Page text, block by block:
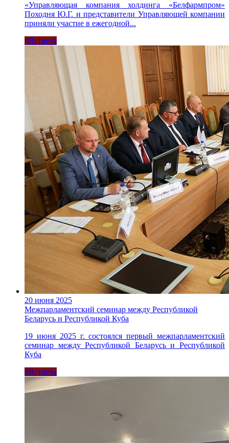
«Управляющая компания холдинга «Белфармпром»
Походня Ю.Г. и представители Управляющей компании
приняли участие в ежегодной...
#Встреча
20 июня 2025
Межпарламентский семинар между Республикой
Беларусь и Республикой Куба
19 июня 2025 г. состоялся первый межпарламентский
семинар между Республикой Беларусь и Республикой
Куба
#Встреча